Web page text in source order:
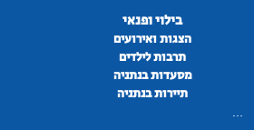
בילוי ופנאי
הצגות ואירועים
תרבות לילדים
מסעדות בנתניה
תיירות בנתניה
...